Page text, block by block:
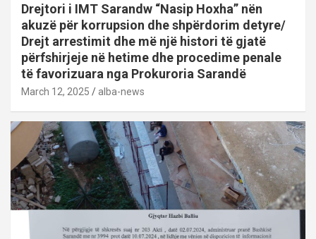
Drejtori i IMT Sarandw “Nasip Hoxha” nën
akuzë për korrupsion dhe shpërdorim detyre/
Drejt arrestimit dhe më një histori të gjatë
përfshirjeje në hetime dhe procedime penale
të favorizuara nga Prokuroria Sarandë
March 12, 2025 alba-news